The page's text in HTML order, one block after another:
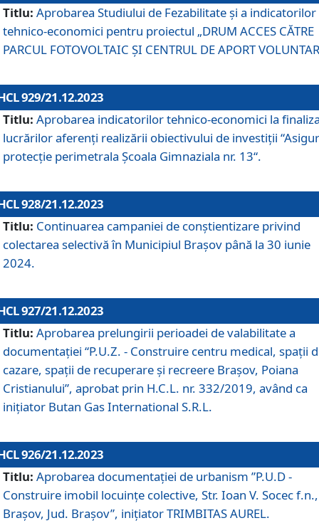
Titlu: Aprobarea Studiului de Fezabilitate și a indicatorilor
tehnico-economici pentru proiectul „DRUM ACCES CĂTRE
PARCUL FOTOVOLTAIC ȘI CENTRUL DE APORT
929/21.12.2023
Titlu: Aprobarea indicatorilor tehnico-economici la
lucrărilor aferenți realizării obiectivului de investiții
protecție perimetrala Școala Gimnaziala nr. 13“.
928/21.12.2023
Titlu: Continuarea campaniei de conștientizare privind
colectarea selectivă în Municipiul Braşov până la 30 iunie
2024.
927/21.12.2023
Titlu: Aprobarea prelungirii perioadei de valabilitate a
documentaţiei “P.U.Z. - Construire centru medical, spații
cazare, spații de recuperare și recreere Brașov, Poiana
Cristianului”, aprobat prin H.C.L. nr. 332/2019, având ca
inițiator Butan Gas International S.R.L.
926/21.12.2023
Titlu: Aprobarea documentaţiei de urbanism ”P.U.D -
Construire imobil locuințe colective, Str. Ioan V. Socec f.n.,
Brașov, Jud. Brașov”, inițiator TRIMBITAS AUREL.